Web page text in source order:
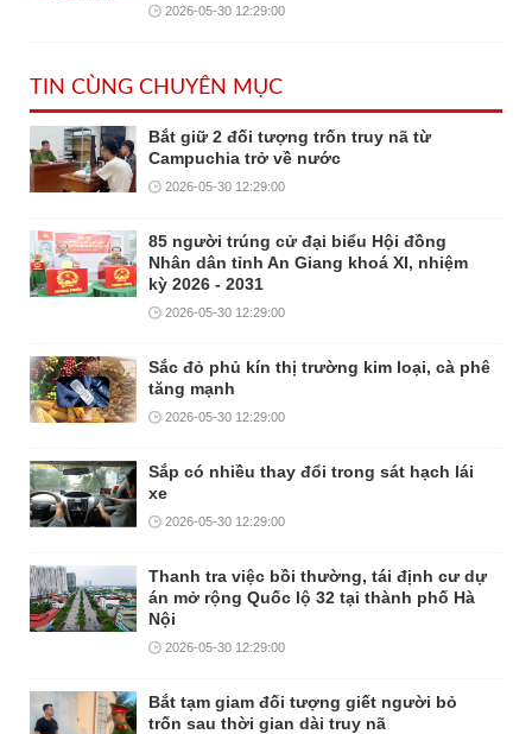
2026-05-30 12:29:00
TIN CÙNG CHUYÊN MỤC
Bắt giữ 2 đối tượng trốn truy nã từ
Campuchia trở về nước
2026-05-30 12:29:00
85 người trúng cử đại biểu Hội đồng
Nhân dân tỉnh An Giang khoá XI, nhiệm
kỳ 2026 - 2031
2026-05-30 12:29:00
Sắc đỏ phủ kín thị trường kim loại, cà phê
tăng mạnh
2026-05-30 12:29:00
Sắp có nhiều thay đổi trong sát hạch lái
xe
2026-05-30 12:29:00
Thanh tra việc bồi thường, tái định cư dự
án mở rộng Quốc lộ 32 tại thành phố Hà
Nội
2026-05-30 12:29:00
Bắt tạm giam đối tượng giết người bỏ
trốn sau thời gian dài truy nã